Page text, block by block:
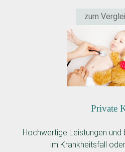
zum
Private
Hochwertige Leistungen und
im Krankheitsfall